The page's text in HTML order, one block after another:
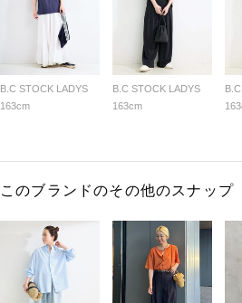
B.C STOCK LADYS
163cm
B.C STOCK LADYS
163cm
このブランドのその他のスナップ